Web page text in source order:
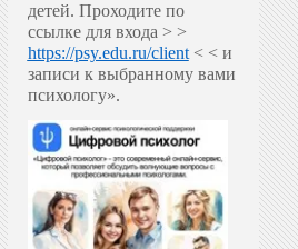
детей. Проходите по
ссылке для входа > >
https://psy.edu.ru/client< < и
записи к выбранному вами
психологу».